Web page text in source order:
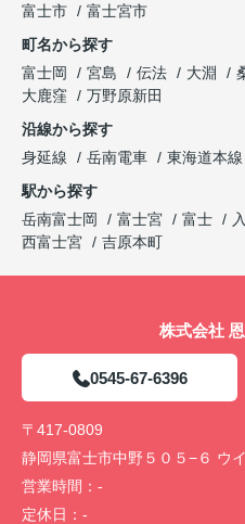
富士市
富士宮市
町名から探す
富士岡
宮島 伝法 大淵
大鹿窪
万野原新田
沿線から探す
身延線
岳南電車
東海道本線
駅から探す
岳南富士岡
富士宮 富士
西富士宮
吉原本町
株式会社
0545-67-6396
〒417-0809
静岡県富士市中野５０５−６ ウ
営業時間： -
定休日： -